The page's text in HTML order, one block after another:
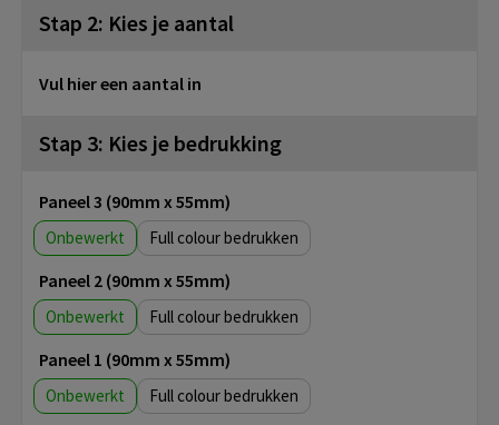
Stap 2: Kies je aantal
Vul hier een aantal in
Stap 3: Kies je bedrukking
Paneel 3 (90mm x 55mm)
Onbewerkt Full colour
Paneel 2 (90mm x 55mm)
Onbewerkt Full colour
Paneel 1 (90mm x 55mm)
Onbewerkt Full colour